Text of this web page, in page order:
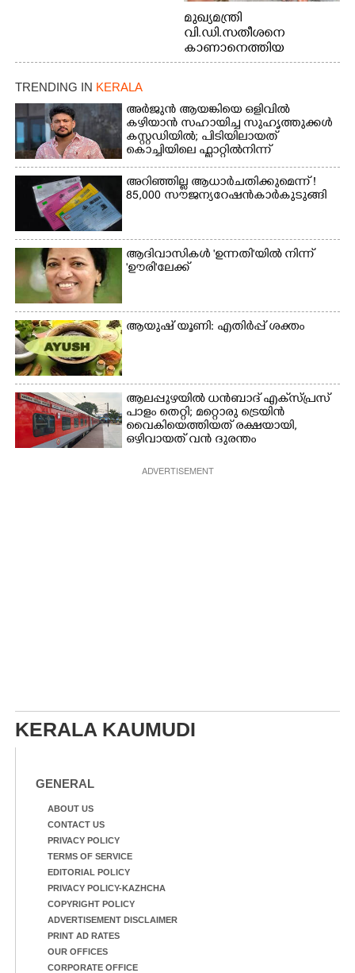
മുഖ്യമന്ത്രി
വി.ഡി.സതീശനെ
കാണാനെത്തിയ
മോഹനൻ നായർ
TRENDING IN KERALA
അർജുൻ ആയങ്കിയെ ഒളിവിൽ
കഴിയാൻ സഹായിച്ച സുഹൃത്തുക്കൾ
കസ്റ്റഡിയിൽ; പിടിയിലായത്
കൊച്ചിയിലെ ഫ്ലാറ്റിൽനിന്ന്
അറിഞ്ഞില്ല ആധാർ ചതിക്കുമെന്ന് !
85,000 സൗജന്യ റേഷൻകാർ കുടുങ്ങി
ആദിവാസികൾ 'ഉന്നതി'യിൽ നിന്ന്
'ഊരി'ലേക്ക്
ആയുഷ് യൂണി: എതിർപ്പ് ശക്തം
ആലപ്പുഴയിൽ ധൻബാദ് എക്‌സ്പ്രസ്
പാളം തെറ്റി; മറ്റൊരു ട്രെയിൻ
വൈകിയെത്തിയത് രക്ഷയായി,
ഒഴിവായത് വൻ ദുരന്തം
ADVERTISEMENT
KERALA KAUMUDI
GENERAL
ABOUT US
CONTACT US
PRIVACY POLICY
TERMS OF SERVICE
EDITORIAL POLICY
PRIVACY POLICY-KAZHCHA
COPYRIGHT POLICY
ADVERTISEMENT DISCLAIMER
PRINT AD RATES
OUR OFFICES
CORPORATE OFFICE